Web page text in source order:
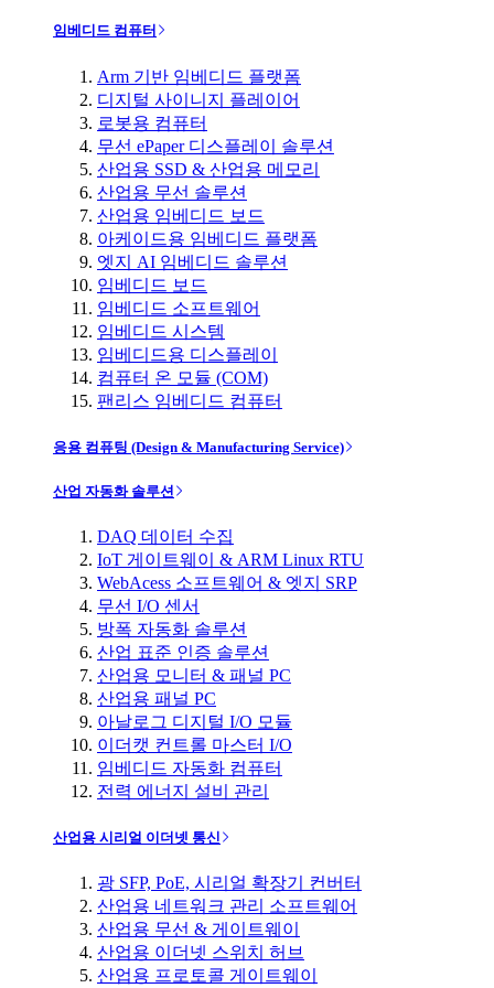
임베디드 컴퓨터
Arm 기반 임베디드 플랫폼
디지털 사이니지 플레이어
로봇용 컴퓨터
무선 ePaper 디스플레이 솔루션
산업용 SSD & 산업용 메모리
산업용 무선 솔루션
산업용 임베디드 보드
아케이드용 임베디드 플랫폼
엣지 AI 임베디드 솔루션
임베디드 보드
임베디드 소프트웨어
임베디드 시스템
임베디드용 디스플레이
컴퓨터 온 모듈 (COM)
팬리스 임베디드 컴퓨터
응용 컴퓨팅 (Design & Manufacturing Service)
산업 자동화 솔루션
DAQ 데이터 수집
IoT 게이트웨이 & ARM Linux RTU
WebAcess 소프트웨어 & 엣지 SRP
무선 I/O 센서
방폭 자동화 솔루션
산업 표준 인증 솔루션
산업용 모니터 & 패널 PC
산업용 패널 PC
아날로그 디지털 I/O 모듈
이더캣 컨트롤 마스터 I/O
임베디드 자동화 컴퓨터
전력 에너지 설비 관리
산업용 시리얼 이더넷 통신
광 SFP, PoE, 시리얼 확장기 컨버터
산업용 네트워크 관리 소프트웨어
산업용 무선 & 게이트웨이
산업용 이더넷 스위치 허브
산업용 프로토콜 게이트웨이